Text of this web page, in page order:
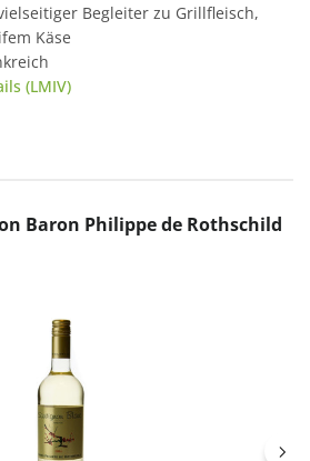
Begleiter zu Grillfleisch,
Käse
(LMIV)
Baron Philippe de Rothschild